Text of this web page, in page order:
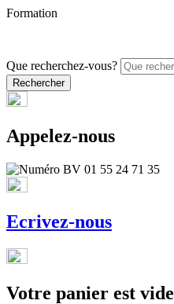
Formation
Que recherchez-vous?
Appelez-nous
Ecrivez-nous
Votre panier est vide